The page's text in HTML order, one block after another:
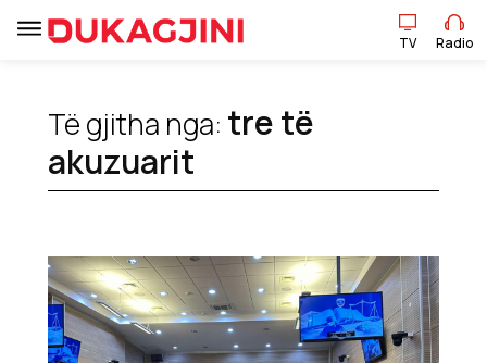
Lajme
Pikëpamje
Art Jete
TV Radio
Të gjitha nga: tre të
akuzuarit